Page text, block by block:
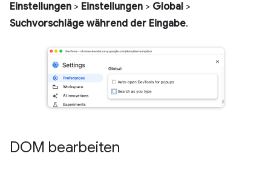
Einstellungen > Einstellungen > Global >
Suchvorschläge während der Eingabe.
DOM bearbeiten